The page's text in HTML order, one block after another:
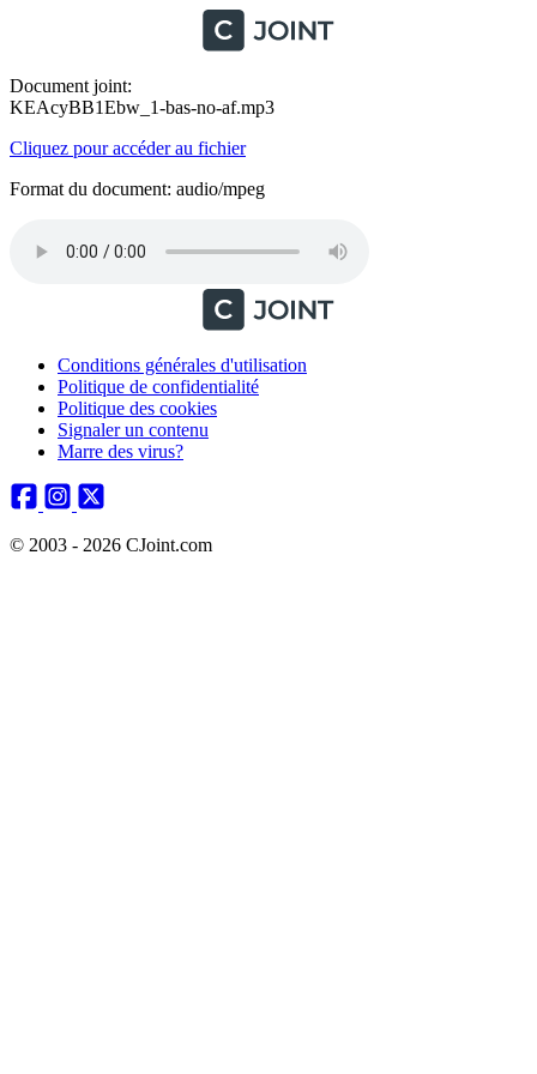
Document joint:
KEAcyBB1Ebw_1-bas-no-af.mp3
Cliquez pour accéder au fichier
Format du document: audio/mpeg
Conditions générales d'utilisation
Politique de confidentialité
Politique des cookies
Signaler un contenu
Marre des virus?
© 2003 - 2026 CJoint.com